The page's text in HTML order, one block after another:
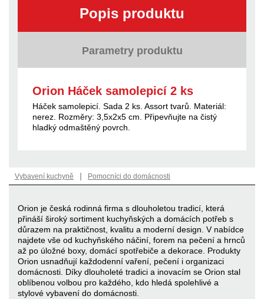
Popis produktu
Parametry produktu
Orion Háček samolepicí 2 ks
Háček samolepicí. Sada 2 ks. Assort tvarů. Materiál:
nerez. Rozměry: 3,5x2x5 cm. Připevňujte na čistý
hladký odmaštěný povrch.
Vybavení kuchyně | Pomocníci do domácnosti
Orion je česká rodinná firma s dlouholetou tradicí, která
přináší široký sortiment kuchyňských a domácích potřeb s
důrazem na praktičnost, kvalitu a moderní design. V nabídce
najdete vše od kuchyňského náčiní, forem na pečení a hrnců
až po úložné boxy, domácí spotřebiče a dekorace. Produkty
Orion usnadňují každodenní vaření, pečení i organizaci
domácnosti. Díky dlouholeté tradici a inovacím se Orion stal
oblíbenou volbou pro každého, kdo hledá spolehlivé a
stylové vybavení do domácnosti.